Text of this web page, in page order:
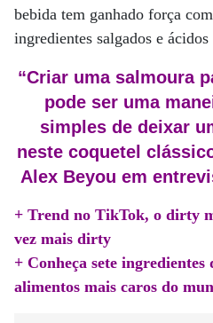
bebida tem ganhado força
ingredientes salgados e
“Criar uma salmoura
pode ser uma
simples de deixar
neste coquetel
Alex Beyou em
+ Trend no TikTok, o dirty
vez mais dirty
+ Conheça sete
alimentos mais caros do